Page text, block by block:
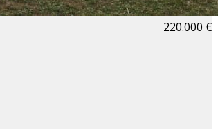
220.000 €